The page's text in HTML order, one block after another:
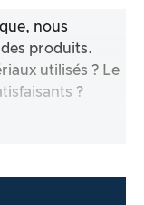
nous
produits.
utilisés ? Le
?